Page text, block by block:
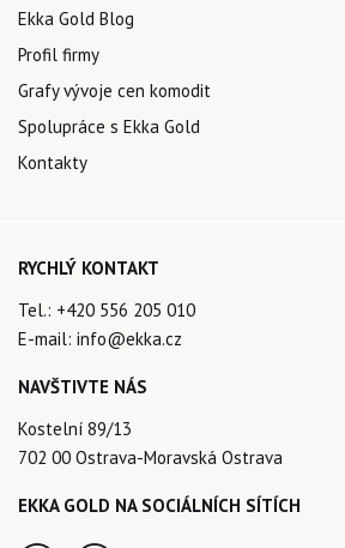
Ekka Gold Blog
Profil firmy
Grafy vývoje cen komodit
Spolupráce s Ekka Gold
Kontakty
RYCHLÝ KONTAKT
Tel.: +420 556 205 010
E-mail: info@ekka.cz
NAVŠTIVTE NÁS
Kostelní 89/13
702 00 Ostrava-Moravská Ostrava
EKKA GOLD NA SOCIÁLNÍCH SÍTÍCH